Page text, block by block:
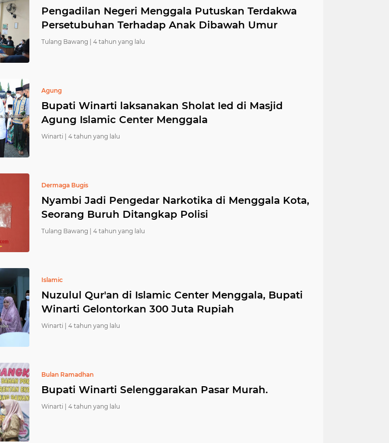
Pengadilan Negeri Menggala Putuskan Terdakwa
Persetubuhan Terhadap Anak Dibawah Umur
Tulang Bawang | 4 tahun yang lalu
Agung
Bupati Winarti laksanakan Sholat Ied di Masjid
Agung Islamic Center Menggala
Winarti | 4 tahun yang lalu
Dermaga Bugis
Nyambi Jadi Pengedar Narkotika di Menggala Kota,
Seorang Buruh Ditangkap Polisi
Tulang Bawang | 4 tahun yang lalu
Islamic
Nuzulul Qur'an di Islamic Center Menggala, Bupati
Winarti Gelontorkan 300 Juta Rupiah
Winarti | 4 tahun yang lalu
Bulan Ramadhan
Bupati Winarti Selenggarakan Pasar Murah.
Winarti | 4 tahun yang lalu